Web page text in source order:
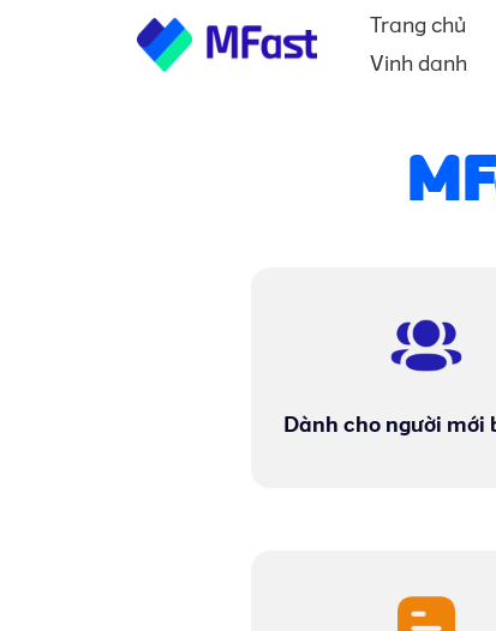
Trang chủ
Vinh danh
Dành cho người mới